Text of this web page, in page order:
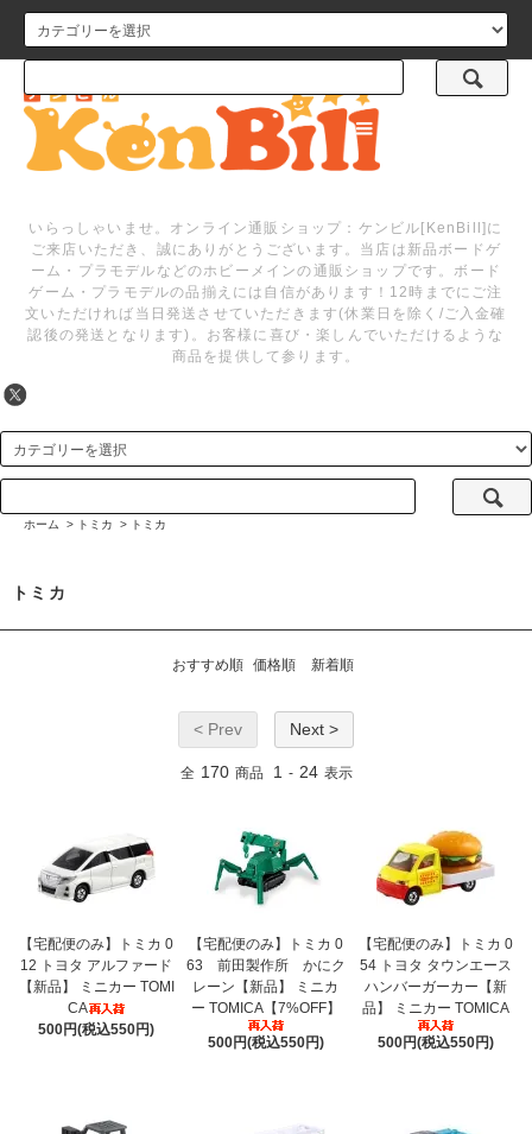
メニュー
いらっしゃいませ。オンライン通販ショップ：ケンビル[KenBill]に
ご来店いただき、誠にありがとうございます。当店は新品ボードゲ
ーム・プラモデルなどのホビーメインの通販ショップです。ボード
ゲーム・プラモデルの品揃えには自信があります！12時までにご注
文いただければ当日発送させていただきます(休業日を除く/ご入金確
認後の発送となります)。お客様に喜び・楽しんでいただけるような
商品を提供して参ります。
ホーム > トミカ > トミカ
トミカ
おすすめ順 価格順 新着順
< Prev Next >
全 170 商品 1 - 24 表示
【宅配便のみ】トミカ 0
12 トヨタ アルファード
【新品】 ミニカー TOMI
CA
500円(税込550円)
【宅配便のみ】トミカ 0
63 前田製作所 かにク
レーン【新品】 ミニカ
ー TOMICA【7%OFF】
500円(税込550円)
【宅配便のみ】トミカ 0
54 トヨタ タウンエース
ハンバーガーカー【新
品】 ミニカー TOMICA
500円(税込550円)